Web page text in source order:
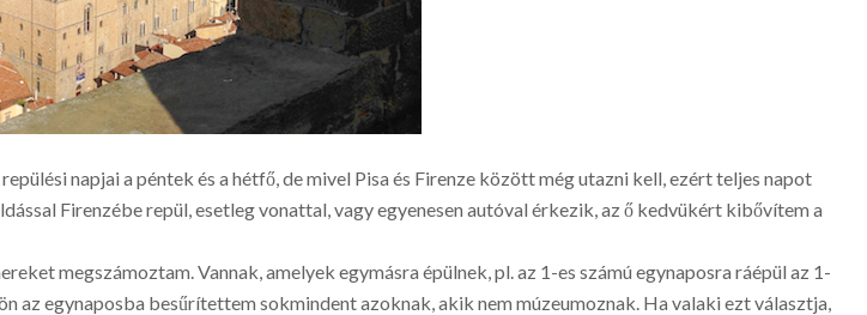
napjai a péntek és a hétfő, de mivel Pisa és Firenze között még utazni kell, ezért teljes napot
Firenzébe repül, esetleg vonattal, vagy egyenesen autóval érkezik, az ő kedvükért kibővítem a
megszámoztam. Vannak, amelyek egymásra épülnek, pl. az 1-es számú egynaposra ráépül az 1-
az egynaposba besűrítettem sokmindent azoknak, akik nem múzeumoznak. Ha valaki ezt választja,